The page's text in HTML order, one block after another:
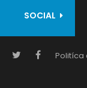
SOCIAL
Politíca